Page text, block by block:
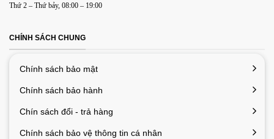
cho lần bình luận kế tiếp của tôi.
Thứ 2 – Thứ bảy, 08:00 – 19:00
CHÍNH SÁCH CHUNG
Chính sách bảo mật
Chính sách bảo hành
Chín sách đổi - trả hàng
Chính sách bảo vệ thông tin cá nhân